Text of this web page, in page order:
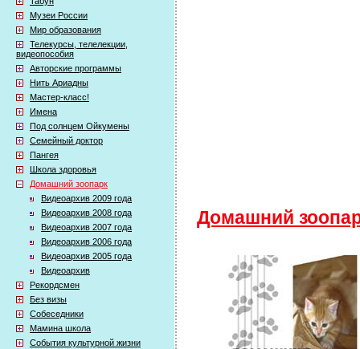
Музеи России
Мир образования
Телекурсы, телелекции,
видеопособия
Авторские программы
Нить Ариадны
Мастер-класс!
Имена
Под солнцем Ойкумены
Семейный доктор
Пангея
Школа здоровья
Домашний зоопарк
Видеоархив 2009 года
Видеоархив 2008 года
Видеоархив 2007 года
Видеоархив 2006 года
Видеоархив 2005 года
Видеоархив
Рекордсмен
Без визы
Собеседники
Мамина школа
События культурной жизни
Домашний